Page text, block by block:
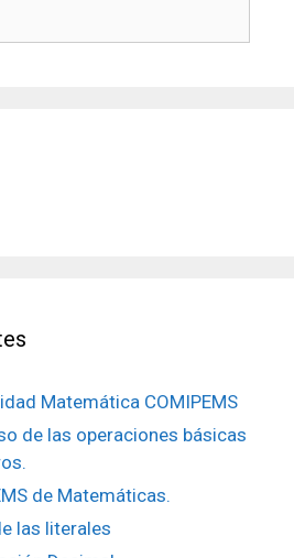
Matemática COMIPEMS
de las operaciones básicas
de Matemáticas.
las literales